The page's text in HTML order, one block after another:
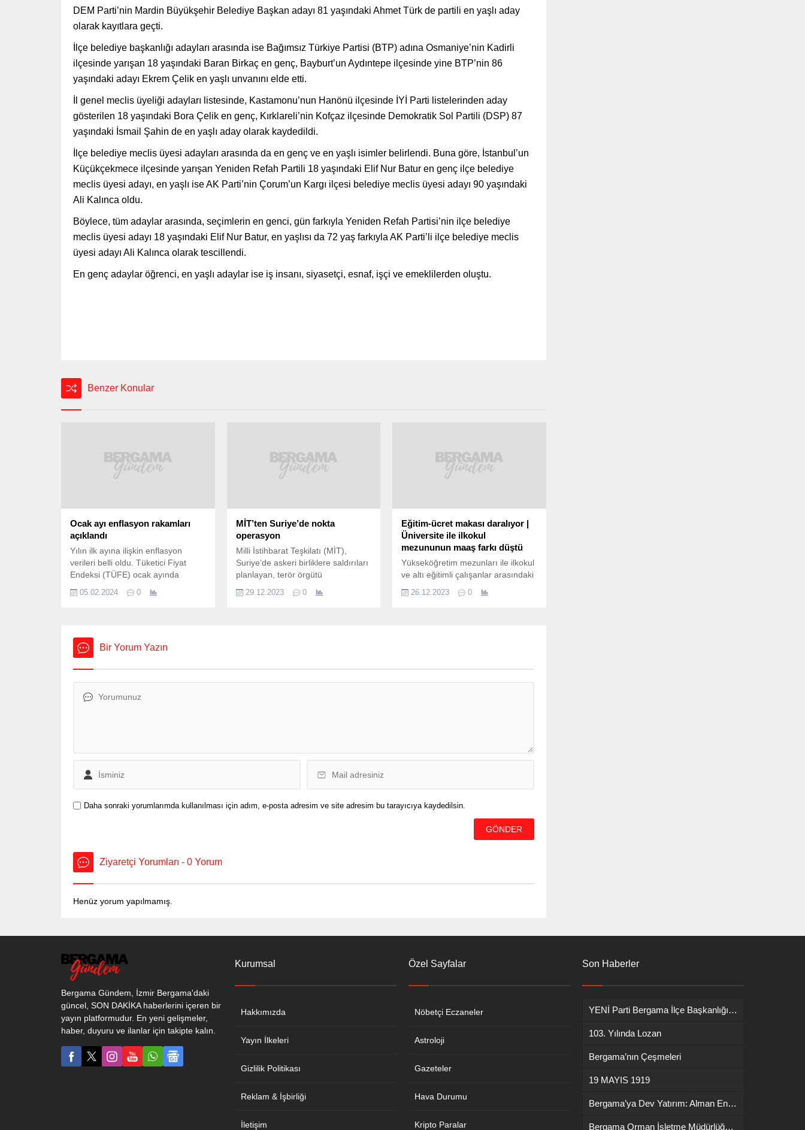
DEM Parti’nin Mardin Büyükşehir Belediye Başkan adayı 81 yaşındaki Ahmet Türk de partili en yaşlı aday
olarak kayıtlara geçti.
İlçe belediye başkanlığı adayları arasında ise Bağımsız Türkiye Partisi (BTP) adına Osmaniye’nin Kadirli
ilçesinde yarışan 18 yaşındaki Baran Birkaç en genç, Bayburt’un Aydıntepe ilçesinde yine BTP’nin 86
yaşındaki adayı Ekrem Çelik en yaşlı unvanını elde etti.
İl genel meclis üyeliği adayları listesinde, Kastamonu’nun Hanönü ilçesinde İYİ Parti listelerinden aday
gösterilen 18 yaşındaki Bora Çelik en genç, Kırklareli’nin Kofçaz ilçesinde Demokratik Sol Partili (DSP) 87
yaşındaki İsmail Şahin de en yaşlı aday olarak kaydedildi.
İlçe belediye meclis üyesi adayları arasında da en genç ve en yaşlı isimler belirlendi. Buna göre, İstanbul’un
Küçükçekmece ilçesinde yarışan Yeniden Refah Partili 18 yaşındaki Elif Nur Batur en genç ilçe belediye
meclis üyesi adayı, en yaşlı ise AK Parti’nin Çorum’un Kargı ilçesi belediye meclis üyesi adayı 90 yaşındaki
Ali Kalınca oldu.
Böylece, tüm adaylar arasında, seçimlerin en genci, gün farkıyla Yeniden Refah Partisi’nin ilçe belediye
meclis üyesi adayı 18 yaşındaki Elif Nur Batur, en yaşlısı da 72 yaş farkıyla AK Parti’li ilçe belediye meclis
üyesi adayı Ali Kalınca olarak tescillendi.
En genç adaylar öğrenci, en yaşlı adaylar ise iş insanı, siyasetçi, esnaf, işçi ve emeklilerden oluştu.
Benzer Konular
Ocak ayı enflasyon rakamları
açıklandı
Yılın ilk ayına ilişkin enflasyon
verileri belli oldu. Tüketici Fiyat
Endeksi (TÜFE) ocak ayında
yüzde 6,70 artarken, yıllık
TÜFE 64,86’ya yükseldi. Türkiye
artarken, yıllık bazda yüzde
64,86’ya
çıktı. Enflasyon böylece aylık bazda
Üretici Fiyat Endeksi (ÜFE)
05.02.2024 0
MİT’ten Suriye’de nokta
operasyon
Milli İstihbarat Teşkilatı (MİT),
Suriye’de askeri birliklere saldırıları
planlayan, terör örgütü
PKK/YPG’nin sözde Tabka
sorumlularından Ömer Abdullah el
Dahham” kod adlı
29.12.2023 0
Eğitim-ücret makası daralıyor |
Üniversite ile ilkokul
mezununun maaş farkı düştü
Yükseköğretim mezunları ile ilkokul
ve altı eğitimli çalışanlar arasındaki
kazanç farkı giderek kapanıyor.
2006 yılında bir üniversite
ortalama aylık ücret ise 11 bin...
26.12.2023 0
Bir Yorum Yazın
Daha sonraki yorumlarımda kullanılması için adım, e-posta adresim ve site adresim bu tarayıcıya kaydedilsin.
Ziyaretçi Yorumları - 0 Yorum
Henüz yorum yapılmamış.
Bergama Gündem, İzmir Bergama'daki
güncel, SON DAKİKA haberlerini içeren bir
yayın platformudur. En yeni gelişmeler,
haber, duyuru ve ilanlar için takipte kalın.
Kurumsal
Hakkımızda
Yayın İlkeleri
Gizlilik Politikası
Reklam & İşbirliği
İletişim
Özel Sayfalar
Nöbetçi Eczaneler
Astroloji
Gazeteler
Hava Durumu
Kripto Paralar
Son Haberler
YENİ Parti Bergama İlçe Başkanlığına İsmail Durmaz görevlendirildi
103. Yılında Lozan
Bergama’nın Çeşmeleri
19 MAYIS 1919
Bergama’ya Dev Yatırım: Alman Enerji Devi ENERCON Fabrika Kuruyor!
Bergama Orman İşletme Müdürlüğü’nde Yangın İşbaşı Eğitimi